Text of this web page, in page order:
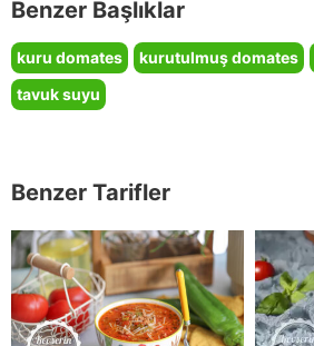
Benzer Başlıklar
kuru domates kurutulmuş domates
tavuk suyu
Benzer Tarifler